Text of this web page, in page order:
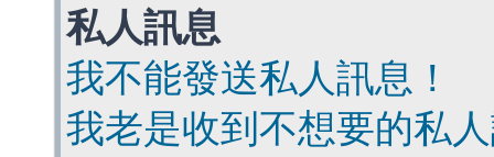
私人訊息
我不能發送私人訊息！
我老是收到不想要的私